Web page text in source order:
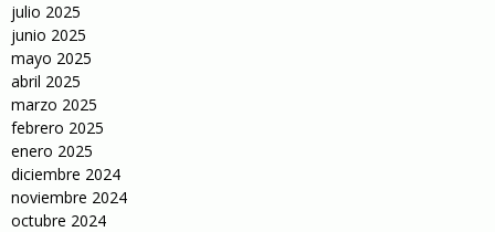
julio 2025
junio 2025
mayo 2025
abril 2025
marzo 2025
febrero 2025
enero 2025
diciembre 2024
noviembre 2024
octubre 2024